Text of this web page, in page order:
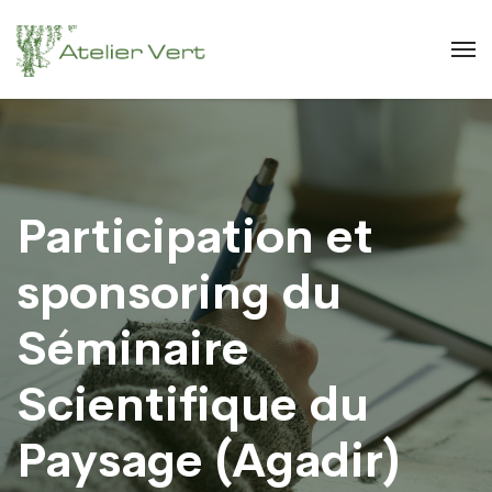
Participation et
sponsoring du
Séminaire
Scientifique du
Paysage (Agadir)